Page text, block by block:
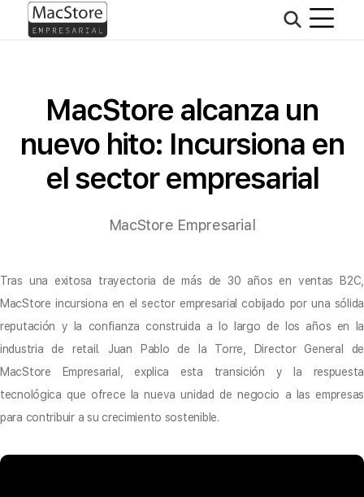
MacStore alcanza un
nuevo hito: Incursiona en
el sector empresarial
MacStore Empresarial
Tras una exitosa trayectoria de más de 30 años en ventas B2C,
MacStore incursiona en el sector empresarial cobijado por una sólida
reputación y la confianza construida a lo largo de los años en la
industria de retail. Juan Pablo de la Torre, Director General de
MacStore Empresarial, explica esta transición y la respuesta
tecnológica que ofrece la nueva unidad de negocio a las empresas
para contribuir a su crecimiento sostenible.